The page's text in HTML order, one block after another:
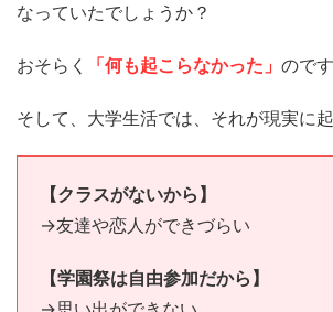
なっていたでしょうか？
おそらく 「何も起こらなかった」 のです
そして、大学生活では、それが現実に起
【クラスがないから】
→友達や恋人ができづらい
【学園祭は自由参加だから】